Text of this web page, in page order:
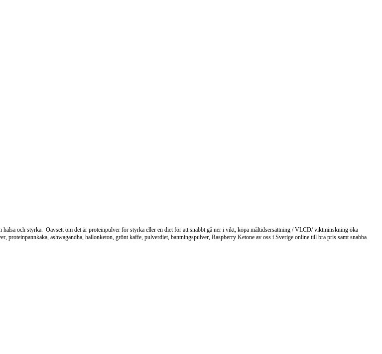
och styrka. Oavsett om det är proteinpulver för styrka eller en diet för att snabbt gå ner i vikt, köpa måltidsersättning / VLCD/ viktminskning öka
ashwagandha, hallonketon, grönt kaffe, pulverdiet, bantningspulver, Raspberry Ketone av oss i Sverige online till bra pris samt snabba